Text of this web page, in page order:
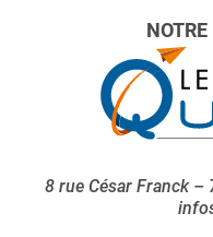
8 rue César Franck –